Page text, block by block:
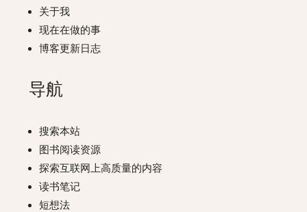
关于我
现在在做的事
博客更新日志
导航
搜索本站
图书阅读资源
探索互联网上高质量的内容
读书笔记
短想法